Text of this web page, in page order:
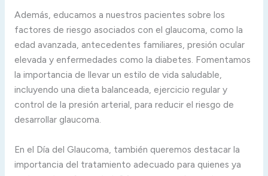
Además, educamos a nuestros pacientes sobre los
factores de riesgo asociados con el glaucoma, como la
edad avanzada, antecedentes familiares, presión ocular
elevada y enfermedades como la diabetes. Fomentamos
la importancia de llevar un estilo de vida saludable,
incluyendo una dieta balanceada, ejercicio regular y
control de la presión arterial, para reducir el riesgo de
desarrollar glaucoma.
En el Día del Glaucoma, también queremos destacar la
importancia del tratamiento adecuado para quienes ya